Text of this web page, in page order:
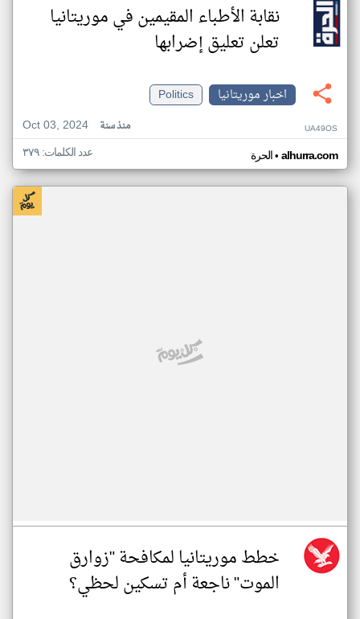
نقابة الأطباء المقيمين في موريتانيا
تعلن تعليق إضرابها
اخبار موريتانيا
Politics
Oct 03, 2024
منذ سنة UA49OS
الحرة• alhurra.com عدد الكلمات: ٣٧٩
خطط موريتانيا لمكافحة "زوارق
الموت" ناجعة أم تسكين لحظي؟